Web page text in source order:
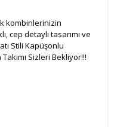
kombinlerinizin
cep detaylı tasarımı ve
Stili Kapüşonlu
Sizleri Bekliyor!!!